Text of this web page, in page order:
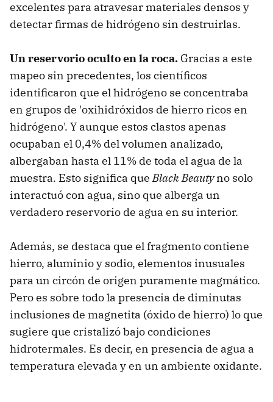
excelentes para atravesar materiales densos y
detectar firmas de hidrógeno sin destruirlas.
Un reservorio oculto en la roca. Gracias a este
mapeo sin precedentes, los científicos
identificaron que el hidrógeno se concentraba
en grupos de 'oxihidróxidos de hierro ricos en
hidrógeno'. Y aunque estos clastos apenas
ocupaban el 0,4% del volumen analizado,
albergaban hasta el 11% de toda el agua de la
muestra. Esto significa queBlack Beautyno solo
interactuó con agua, sino que alberga un
verdadero reservorio de agua en su interior.
Además, se destaca que el fragmento contiene
hierro, aluminio y sodio, elementos inusuales
para un circón de origen puramente magmático.
Pero es sobre todo la presencia de diminutas
inclusiones de magnetita (óxido de hierro) lo que
sugiere que cristalizó bajo condiciones
hidrotermales. Es decir, en presencia de agua a
temperatura elevada y en un ambiente oxidante.